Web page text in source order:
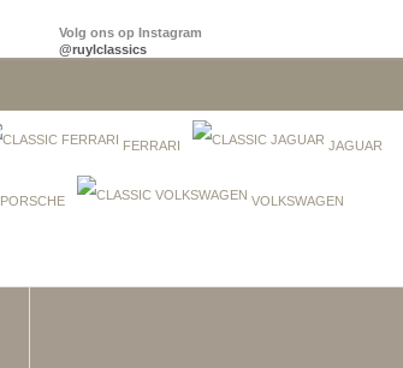
Volg ons op Instagram
@ruylclassics
FERRARI JAGUAR
PORSCHE VOLKSWAGEN